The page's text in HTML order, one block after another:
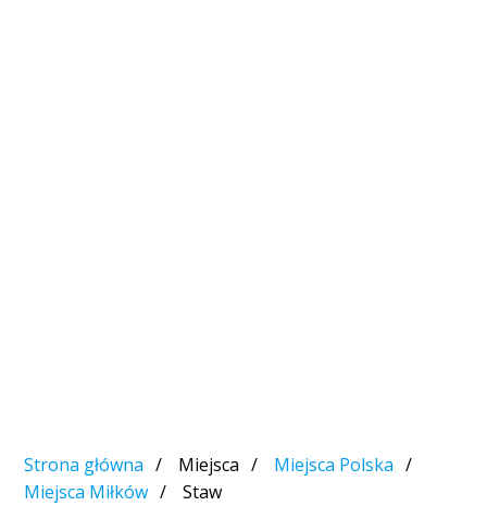
Strona główna Miejsca
Miejsca Polska
Miejsca Miłków
Staw